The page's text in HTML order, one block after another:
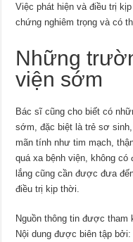
Việc phát hiện và điều trị
chứng nghiêm trọng và có
Những
viện sớm
Bác sĩ cũng cho biết có
sớm, đặc biệt là trẻ sơ
mãn tính như tim mạch,
quá xa bệnh viện, không
lắng cũng cần được đưa
điều trị kịp thời.
Nguồn thông tin được tham
Nội dung được biên tập